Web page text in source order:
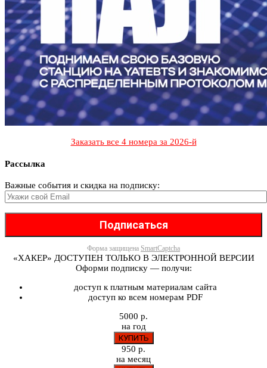
Заказать все 4 номера за 2026-й
Рассылка
Важные события и скидка на подписку:
Форма защищена SmartCaptcha
«ХАКЕР» ДОСТУПЕН ТОЛЬКО В ЭЛЕКТРОННОЙ ВЕРСИИ
Оформи подписку — получи:
доступ к платным материалам сайта
доступ ко всем номерам PDF
5000 р.
на год
950 р.
на месяц